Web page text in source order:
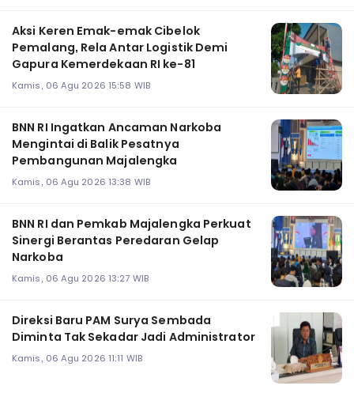
Aksi Keren Emak-emak Cibelok
Pemalang, Rela Antar Logistik Demi
Gapura Kemerdekaan RI ke-81
Kamis, 06 Agu 2026 15:58 WIB
BNN RI Ingatkan Ancaman Narkoba
Mengintai di Balik Pesatnya
Pembangunan Majalengka
Kamis, 06 Agu 2026 13:38 WIB
BNN RI dan Pemkab Majalengka Perkuat
Sinergi Berantas Peredaran Gelap
Narkoba
Kamis, 06 Agu 2026 13:27 WIB
Direksi Baru PAM Surya Sembada
Diminta Tak Sekadar Jadi Administrator
Kamis, 06 Agu 2026 11:11 WIB